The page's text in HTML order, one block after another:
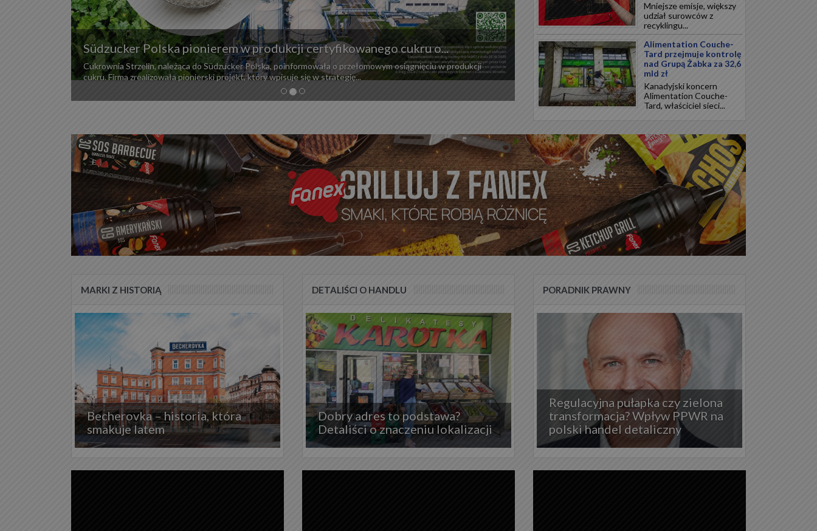
Wedel przyspiesza w pierwszym półroczu 2026 r. i umacnia pozycję...
Wedel zakończył pierwszą połowę 2026 roku z wynikami wyraźnie lepszymi od rynku słodyczy czekoladowych.
W tym czasie producent rozwijał eksport, wprowadzał nowe produkty oraz wzmacniał...
Mniejsze emisje, większy
udział surowców z
recyklingu...
Alimentation Couche-
Tard przejmuje kontrolę
nad Grupą Żabka za 32,6
mld zł
Kanadyjski koncern
Alimentation Couche-
Tard, właściciel sieci...
MARKI Z HISTORIĄ
Becherovka – historia, która
smakuje latem
DETALIŚCI O HANDLU
Dobry adres to podstawa?
Detaliści o znaczeniu lokalizacji
PORADNIK PRAWNY
Regulacyjna pułapka czy zielona
transformacja? Wpływ PPWR na
polski handel detaliczny